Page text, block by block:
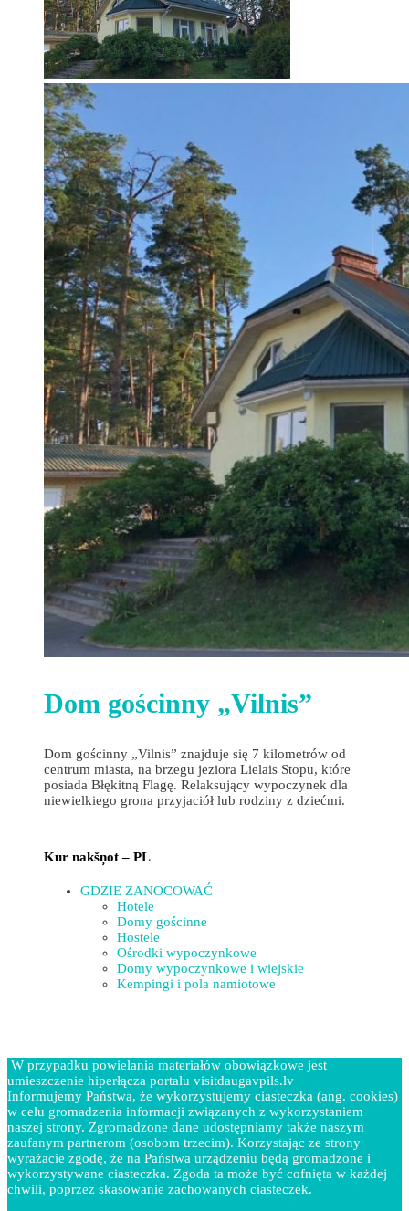
Dom gościnny „Vilnis”
Dom gościnny „Vilnis” znajduje się 7 kilometrów od
centrum miasta, na brzegu jeziora Lielais Stopu, które
posiada Błękitną Flagę. Relaksujący wypoczynek dla
niewielkiego grona przyjaciół lub rodziny z dziećmi.
Kur nakšņot – PL
GDZIE ZANOCOWAĆ
Hotele
Domy gościnne
Hostele
Ośrodki wypoczynkowe
Domy wypoczynkowe i wiejskie
Kempingi i pola namiotowe
W przypadku powielania materiałów obowiązkowe jest
umieszczenie hiperłącza portalu visitdaugavpils.lv
Informujemy Państwa, że wykorzystujemy ciasteczka (ang. cookies)
w celu gromadzenia informacji związanych z wykorzystaniem
naszej strony. Zgromadzone dane udostępniamy także naszym
zaufanym partnerom (osobom trzecim). Korzystając ze strony
wyrażacie zgodę, że na Państwa urządzeniu będą gromadzone i
wykorzystywane ciasteczka. Zgoda ta może być cofnięta w każdej
chwili, poprzez skasowanie zachowanych ciasteczek.